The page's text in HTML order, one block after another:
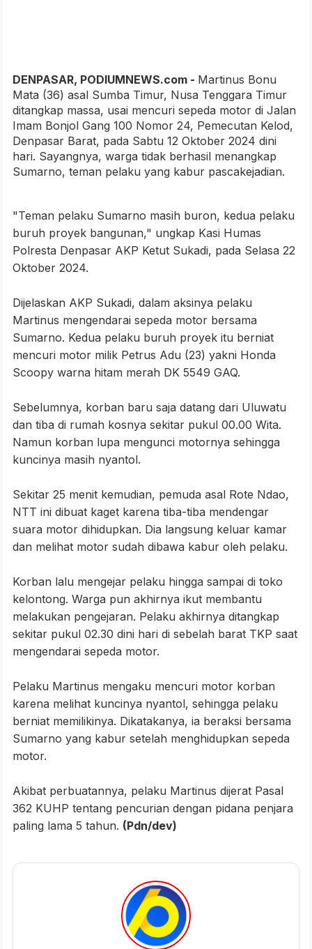
DENPASAR, PODIUMNEWS.com - Martinus Bonu
Mata (36) asal Sumba Timur, Nusa Tenggara Timur
ditangkap massa, usai mencuri sepeda motor di Jalan
Imam Bonjol Gang 100 Nomor 24, Pemecutan Kelod,
Denpasar Barat, pada Sabtu 12 Oktober 2024 dini
hari. Sayangnya, warga tidak berhasil menangkap
Sumarno, teman pelaku yang kabur pascakejadian.
"Teman pelaku Sumarno masih buron, kedua pelaku
buruh proyek bangunan," ungkap Kasi Humas
Polresta Denpasar AKP Ketut Sukadi, pada Selasa 22
Oktober 2024.
Dijelaskan AKP Sukadi, dalam aksinya pelaku
Martinus mengendarai sepeda motor bersama
Sumarno. Kedua pelaku buruh proyek itu berniat
mencuri motor milik Petrus Adu (23) yakni Honda
Scoopy warna hitam merah DK 5549 GAQ.
Sebelumnya, korban baru saja datang dari Uluwatu
dan tiba di rumah kosnya sekitar pukul 00.00 Wita.
Namun korban lupa mengunci motornya sehingga
kuncinya masih nyantol.
Sekitar 25 menit kemudian, pemuda asal Rote Ndao,
NTT ini dibuat kaget karena tiba-tiba mendengar
suara motor dihidupkan. Dia langsung keluar kamar
dan melihat motor sudah dibawa kabur oleh pelaku.
Korban lalu mengejar pelaku hingga sampai di toko
kelontong. Warga pun akhirnya ikut membantu
melakukan pengejaran. Pelaku akhirnya ditangkap
sekitar pukul 02.30 dini hari di sebelah barat TKP saat
mengendarai sepeda motor.
Pelaku Martinus mengaku mencuri motor korban
karena melihat kuncinya nyantol, sehingga pelaku
berniat memilikinya. Dikatakanya, ia beraksi bersama
Sumarno yang kabur setelah menghidupkan sepeda
motor.
Akibat perbuatannya, pelaku Martinus dijerat Pasal
362 KUHP tentang pencurian dengan pidana penjara
paling lama 5 tahun. (Pdn/dev)